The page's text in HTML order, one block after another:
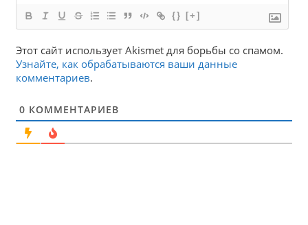
{} [+]
Этот сайт использует Akismet для борьбы со спамом.
Узнайте, как обрабатываются ваши данные
комментариев.
0 КОММЕНТАРИЕВ